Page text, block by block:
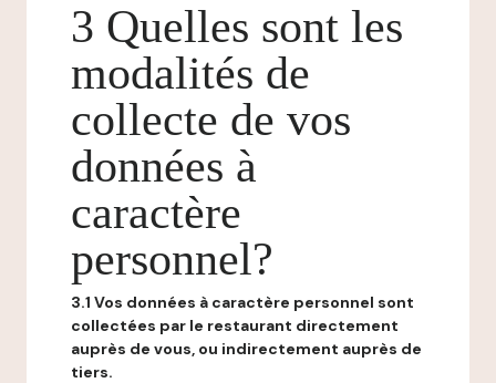
3 Quelles sont les
modalités de
collecte de vos
données à
caractère
personnel?
3.1 Vos données à caractère personnel sont
collectées par le restaurant directement
auprès de vous, ou indirectement auprès de
tiers.